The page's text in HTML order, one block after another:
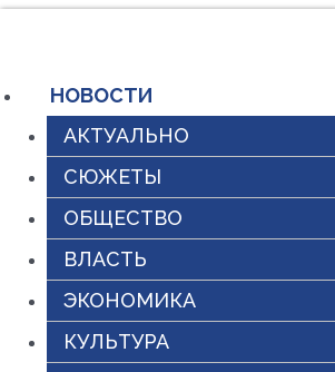
содержимому
НОВОСТИ
АКТУАЛЬНО
СЮЖЕТЫ
ОБЩЕСТВО
ВЛАСТЬ
ЭКОНОМИКА
КУЛЬТУРА